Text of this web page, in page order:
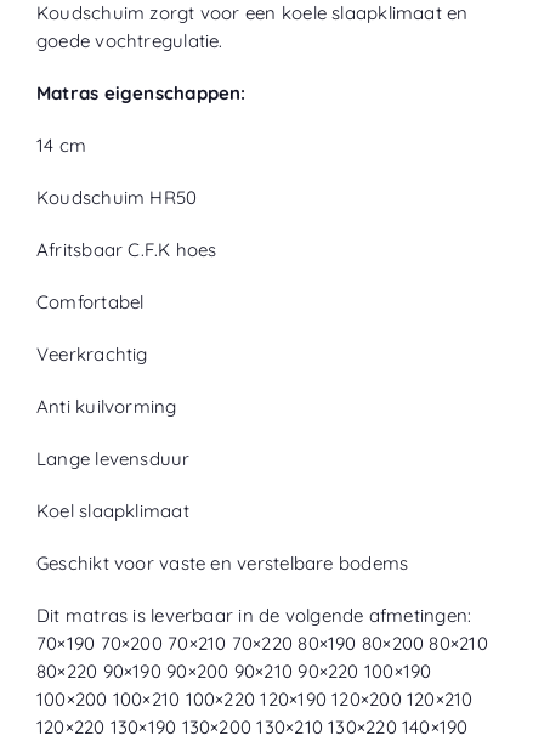
Koudschuim zorgt voor een koele slaapklimaat en
goede vochtregulatie.
Matras eigenschappen:
14 cm
Koudschuim HR50
Afritsbaar C.F.K hoes
Comfortabel
Veerkrachtig
Anti kuilvorming
Lange levensduur
Koel slaapklimaat
Geschikt voor vaste en verstelbare bodems
Dit matras is leverbaar in de volgende afmetingen:
70×190 70×200 70×210 70×220 80×190 80×200 80×210
80×220 90×190 90×200 90×210 90×220 100×190
100×200 100×210 100×220 120×190 120×200 120×210
120×220 130×190 130×200 130×210 130×220 140×190